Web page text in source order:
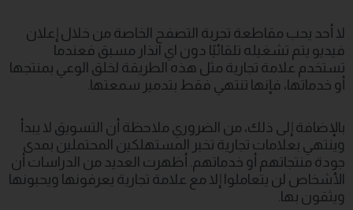
لا أحد يحب مقاطعة تجربة التصفح الخاصة من خلال إعلان
فيديو يتم تشغيله تلقائيًا دون اي انذار مسبق فعندما
تستخدم علامة تجارية مثل هذه الطريقة لخلق الوعي بمنتجها
أو خدماتها، فإنها تنتهي فقط بتدمير سمعتها.
بالإضافة إلى ذلك، من الضروري ملاحظة أن التسويق لا يبدأ
وينتهي بعلامات تجارية تخبر المستهلكين المحتملين بمدى
جودة منتجاتهم أو خدماتهم. أظهرت العديد من الدراسات أن
الأشخاص لن يتعاملوا إلا مع علامة تجارية يعرفونها ويحبونها
ويثقون بها.